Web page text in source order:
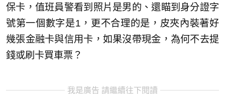
保卡，值班員警看到照片是男的、還瞄到身分證字
號第一個數字是1，更不合理的是，皮夾內裝著好
幾張金融卡與信用卡，如果沒帶現金，為何不去提
錢或刷卡買車票？
我是廣告 請繼續往下閱讀